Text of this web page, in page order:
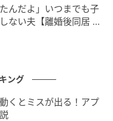
んだよ」いつまでも子
ない夫【離婚後同居 Vo
ング
くとミスが出る！アプ